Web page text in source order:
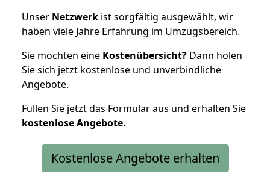
Unser Netzwerk ist sorgfältig ausgewählt, wir
haben viele Jahre Erfahrung im Umzugsbereich.
Sie möchten eine Kostenübersicht? Dann holen
Sie sich jetzt kostenlose und unverbindliche
Angebote.
Füllen Sie jetzt das Formular aus und erhalten Sie
kostenloseAngebote.
Kostenlose Angebote erhalten